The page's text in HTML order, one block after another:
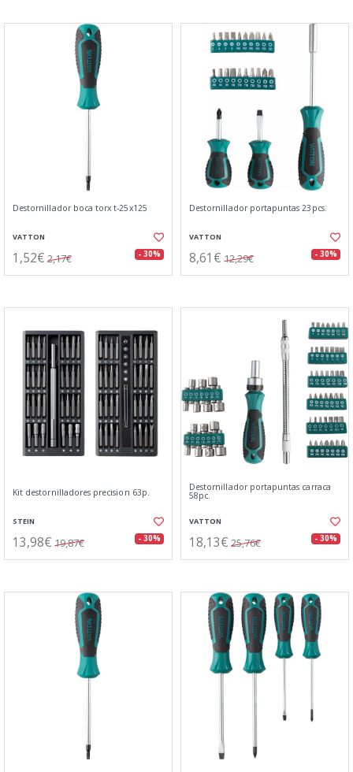
Destornillador boca torx t-25x125
VATTON
1,52€ 2,17€ - 30%
Destornillador portapuntas 23pcs.
VATTON
8,61€ 12,29€ - 30%
Kit destornilladores precision 63p.
STEIN
13,98€ 19,87€ - 30%
Destornillador portapuntas carraca
58pc.
VATTON
18,13€ 25,76€ - 30%